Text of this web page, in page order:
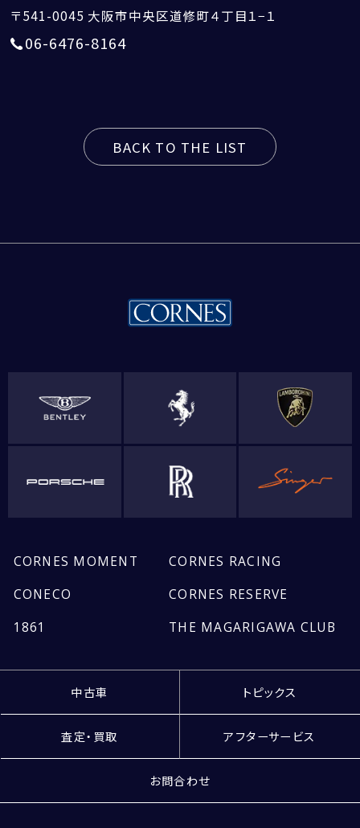
〒541-0045 大阪市中央区道修町４丁目１−１
06-6476-8164
BACK TO THE LIST
CORNES MOMENT
CORNES RACING
CONECO
CORNES RESERVE
1861
THE MAGARIGAWA CLUB
中古車 トピックス
査定・買取 アフターサービス
お問合わせ